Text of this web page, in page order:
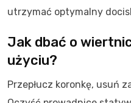
utrzymać optymalny
Jak dbać o
użyciu?
Przepłucz koronkę, usuń